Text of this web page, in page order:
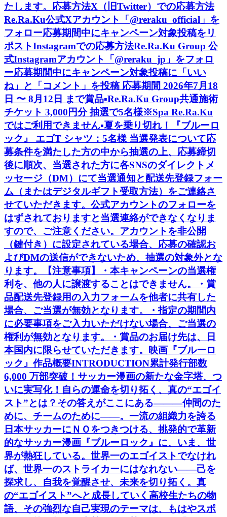
たします。応募方法X（旧Twitter）での応募方法
Re.Ra.Ku公式Xアカウント「@reraku_official」を
フォロー応募期間中にキャンペーン対象投稿をリ
ポストInstagramでの応募方法Re.Ra.Ku Group 公
式Instagramアカウント「@reraku_jp」をフォロ
ー応募期間中にキャンペーン対象投稿に「いい
ね」と「コメント」を投稿 応募期間 2026年7月18
日 〜 8月12日 まで賞品▪️Re.Ra.Ku Group共通施術
チケット 3,000円分 抽選で5名様※Spa Re.Ra.Ku
ではご利用できません▪️夏を乗り切れ！『ブルーロ
ック』 エゴT シャツ：5名様 当選発表について応
募条件を満たした方の中から抽選の上、応募締切
後に順次、当選された方に各SNSのダイレクトメ
ッセージ（DM）にて当選通知と配送先登録フォー
ム（またはデジタルギフト受取方法）をご連絡さ
せていただきます。公式アカウントのフォローを
はずされておりますと当選連絡ができなくなりま
すので、ご注意ください。アカウントを非公開
（鍵付き）に設定されている場合、応募の確認お
よびDMの送信ができないため、抽選の対象外とな
ります。【注意事項】・本キャンペーンの当選権
利を、他の人に譲渡することはできません。・賞
品配送先登録用の入力フォームを他者に共有した
場合、ご当選が無効となります。・指定の期間内
に必要事項をご入力いただけない場合、ご当選の
権利が無効となります。・賞品のお届け先は、日
本国内に限らせていただきます。映画『ブルーロ
ック』作品概要INTRODUCTION累計発行部数
6,000 万部突破！サッカー漫画の新たな金字塔、つ
いに実写化！自らの運命を切り拓く、真の“エゴイ
スト”とは？その答えがここにある―――仲間のた
めに、チームのために――。一流の組織力を誇る
日本サッカーにＮＯをつきつける、挑発的で革新
的なサッカー漫画『ブルーロック』に、いま、世
界が熱狂している。世界一のエゴイストでなけれ
ば、世界一のストライカーにはなれない――己を
探求し、自我を覚醒させ、未来を切り拓く。真
の“エゴイスト”へと成長していく高校生たちの物
語、その強烈な自己実現のテーマは、もはやスポ